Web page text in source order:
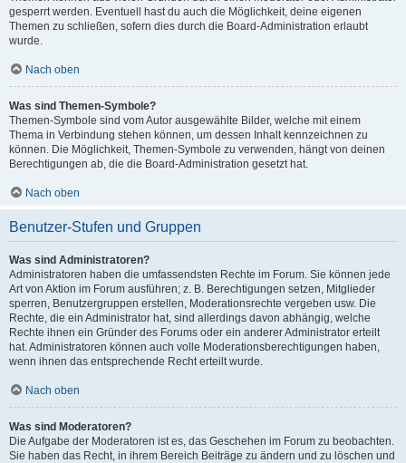
gesperrt werden. Eventuell hast du auch die Möglichkeit, deine eigenen
Themen zu schließen, sofern dies durch die Board-Administration erlaubt
wurde.
Nach oben
Was sind Themen-Symbole?
Themen-Symbole sind vom Autor ausgewählte Bilder, welche mit einem
Thema in Verbindung stehen können, um dessen Inhalt kennzeichnen zu
können. Die Möglichkeit, Themen-Symbole zu verwenden, hängt von deinen
Berechtigungen ab, die die Board-Administration gesetzt hat.
Nach oben
Benutzer-Stufen und Gruppen
Was sind Administratoren?
Administratoren haben die umfassendsten Rechte im Forum. Sie können jede
Art von Aktion im Forum ausführen; z. B. Berechtigungen setzen, Mitglieder
sperren, Benutzergruppen erstellen, Moderationsrechte vergeben usw. Die
Rechte, die ein Administrator hat, sind allerdings davon abhängig, welche
Rechte ihnen ein Gründer des Forums oder ein anderer Administrator erteilt
hat. Administratoren können auch volle Moderationsberechtigungen haben,
wenn ihnen das entsprechende Recht erteilt wurde.
Nach oben
Was sind Moderatoren?
Die Aufgabe der Moderatoren ist es, das Geschehen im Forum zu beobachten.
Sie haben das Recht, in ihrem Bereich Beiträge zu ändern und zu löschen und